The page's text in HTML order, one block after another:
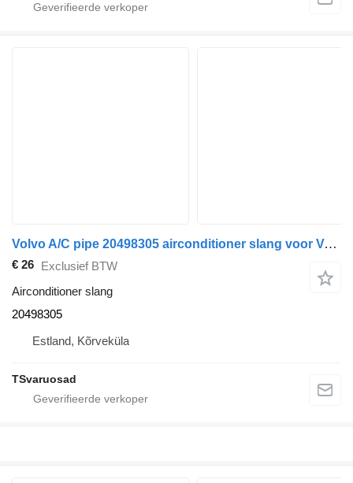
Volvo A/C pipe 20498305 airconditioner slang voor Volvo FH13 trekker
€ 26 Exclusief BTW
Airconditioner slang
20498305
Estland, Kõrveküla
TSvaruosad